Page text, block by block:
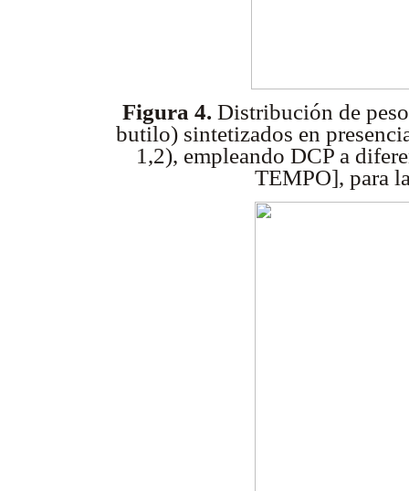
Figura 4. Distribución de
butilo) sintetizados en
1,2), empleando DCP a
TEMPO], para